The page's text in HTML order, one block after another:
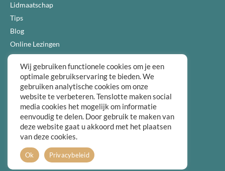
Lidmaatschap
Tips
Blog
Online Lezingen
Diensten
Over ons
Informatie
Algemene voorwaarden
Privacybeleid
Over ons
FAQ
Wij gebruiken functionele cookies om je een
optimale gebruikservaring te bieden. We
gebruiken analytische cookies om onze
website te verbeteren. Tenslotte maken social
media cookies het mogelijk om informatie
eenvoudig te delen. Door gebruik te maken van
deze website gaat u akkoord met het plaatsen
van deze cookies.
Ok Privacybeleid